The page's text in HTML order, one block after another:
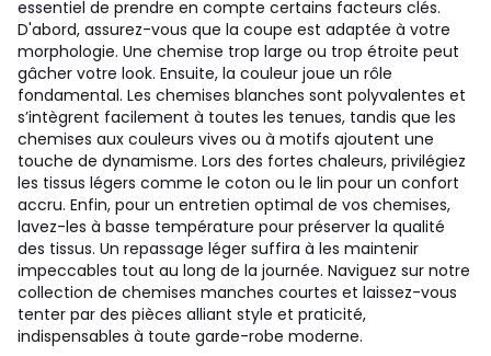
essentiel de prendre en compte certains facteurs clés.
D'abord, assurez-vous que la coupe est adaptée à votre
morphologie. Une chemise trop large ou trop étroite peut
gâcher votre look. Ensuite, la couleur joue un rôle
fondamental. Les chemises blanches sont polyvalentes et
s’intègrent facilement à toutes les tenues, tandis que les
chemises aux couleurs vives ou à motifs ajoutent une
touche de dynamisme. Lors des fortes chaleurs, privilégiez
les tissus légers comme le coton ou le lin pour un confort
accru. Enfin, pour un entretien optimal de vos chemises,
lavez-les à basse température pour préserver la qualité
des tissus. Un repassage léger suffira à les maintenir
impeccables tout au long de la journée. Naviguez sur notre
collection de chemises manches courtes et laissez-vous
tenter par des pièces alliant style et praticité,
indispensables à toute garde-robe moderne.